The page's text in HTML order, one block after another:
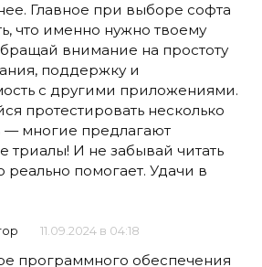
Главное при выборе софта
что именно нужно твоему
внимание на простоту
поддержку и
с другими приложениями.
протестировать несколько
— многие предлагают
триалы! И не забывай читать
реально помогает. Удачи в
11.09.2024 в 04:18
программного обеспечения